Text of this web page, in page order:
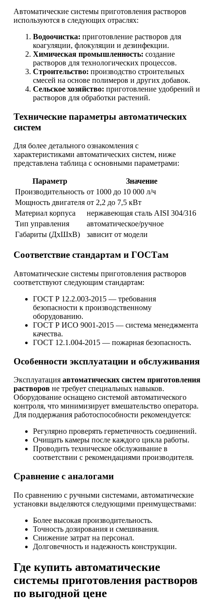
Автоматические системы приготовления растворов
используются в следующих отраслях:
Водоочистка: приготовление растворов для
коагуляции, флокуляции и дезинфекции.
Химическая промышленность: создание
растворов для технологических процессов.
Строительство: производство строительных
смесей на основе полимеров и других добавок.
Сельское хозяйство: приготовление удобрений и
растворов для обработки растений.
Технические параметры автоматических
систем
Для более детального ознакомления с
характеристиками автоматических систем, ниже
представлена таблица с основными параметрами:
Параметр
Значение
Производительность от 1000 до 10 000 л/ч
Мощность двигателя от 2,2 до 7,5 кВт
Материал корпуса
нержавеющая сталь AISI 304/316
Тип управления
автоматическое/ручное
Габариты (ДхШхВ)
зависит от модели
Соответствие стандартам и ГОСТам
Автоматические системы приготовления растворов
соответствуют следующим стандартам:
ГОСТ Р 12.2.003-2015 — требования
безопасности к производственному
оборудованию.
ГОСТ Р ИСО 9001-2015 — система менеджмента
качества.
ГОСТ 12.1.004-2015 — пожарная безопасность.
Особенности эксплуатации и обслуживания
Эксплуатация автоматических систем приготовления
растворов не требует специальных навыков.
Оборудование оснащено системой автоматического
контроля, что минимизирует вмешательство оператора.
Для поддержания работоспособности рекомендуется:
Регулярно проверять герметичность соединений.
Очищать камеры после каждого цикла работы.
Проводить техническое обслуживание в
соответствии с рекомендациями производителя.
Сравнение с аналогами
По сравнению с ручными системами, автоматические
установки выделяются следующими преимуществами:
Более высокая производительность.
Точность дозирования и смешивания.
Снижение затрат на персонал.
Долговечность и надежность конструкции.
Где купить автоматические
системы приготовления растворов
по выгодной цене